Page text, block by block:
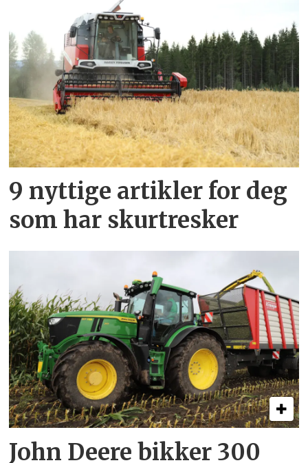
9 nyttige artikler for deg
som har skurtresker
John Deere bikker 300